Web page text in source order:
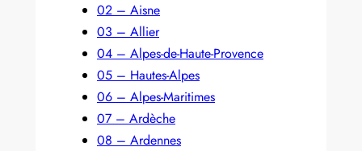
02 – Aisne
03 – Allier
04 – Alpes-de-Haute-Provence
05 – Hautes-Alpes
06 – Alpes-Maritimes
07 – Ardèche
08 – Ardennes